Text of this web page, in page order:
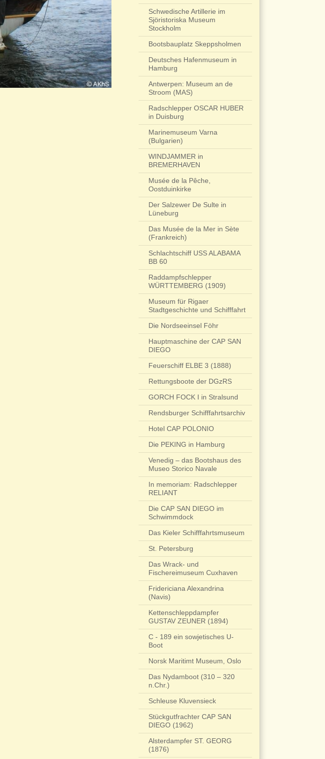
Schwedische Artillerie im
Sjöristoriska Museum
Stockholm
Bootsbauplatz Skeppsholmen
Deutsches Hafenmuseum in
Hamburg
Antwerpen: Museum an de
Stroom (MAS)
Radschlepper OSCAR HUBER
in Duisburg
Marinemuseum Varna
(Bulgarien)
WINDJAMMER in
BREMERHAVEN
Musée de la Pêche,
Oostduinkirke
Der Salzewer De Sulte in
Lüneburg
Das Musée de la Mer in Sète
(Frankreich)
Schlachtschiff USS ALABAMA
BB 60
Raddampfschlepper
WÜRTTEMBERG (1909)
Museum für Rigaer
Stadtgeschichte und Schifffahrt
Die Nordseeinsel Föhr
Hauptmaschine der CAP SAN
DIEGO
Feuerschiff ELBE 3 (1888)
Rettungsboote der DGzRS
GORCH FOCK I in Stralsund
Rendsburger Schifffahrtsarchiv
Hotel CAP POLONIO
Die PEKING in Hamburg
Venedig – das Bootshaus des
Museo Storico Navale
In memoriam: Radschlepper
RELIANT
Die CAP SAN DIEGO im
Schwimmdock
Das Kieler Schifffahrtsmuseum
St. Petersburg
Das Wrack- und
Fischereimuseum Cuxhaven
Fridericiana Alexandrina
(Navis)
Kettenschleppdampfer
GUSTAV ZEUNER (1894)
C - 189 ein sowjetisches U-
Boot
Norsk Maritimt Museum, Oslo
Das Nydamboot (310 – 320
n.Chr.)
Schleuse Kluvensieck
Stückgutfrachter CAP SAN
DIEGO (1962)
Alsterdampfer ST. GEORG
(1876)